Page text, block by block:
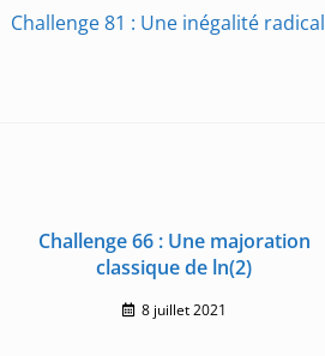
Challenge 81 : Une inégalité
Challenge 66 : Une majoration
classique de ln(2)
8 juillet 2021